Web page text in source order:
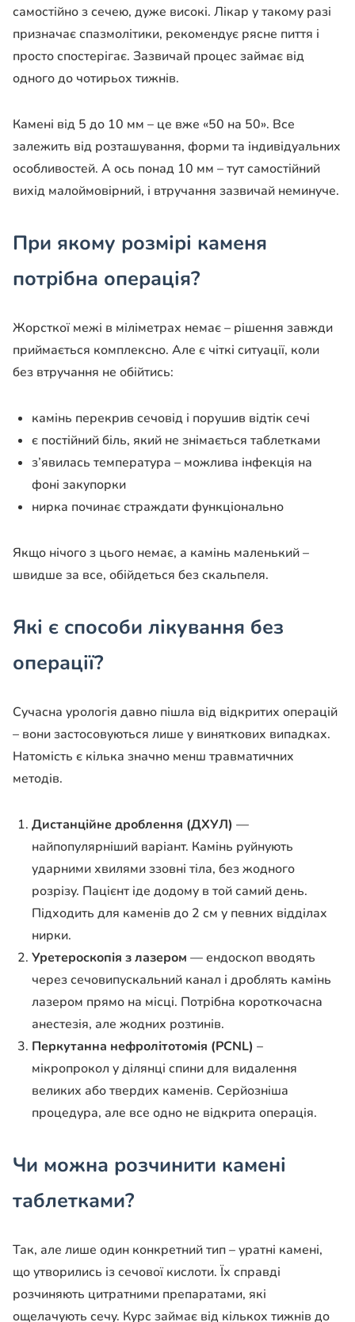
самостійно з сечею, дуже високі. Лікар у такому разі
призначає спазмолітики, рекомендує рясне пиття і
просто спостерігає. Зазвичай процес займає від
одного до чотирьох тижнів.
Камені від 5 до 10 мм – це вже «50 на 50». Все
залежить від розташування, форми та індивідуальних
особливостей. А ось понад 10 мм – тут самостійний
вихід малоймовірний, і втручання зазвичай неминуче.
При якому розмірі каменя
потрібна операція?
Жорсткої межі в міліметрах немає – рішення завжди
приймається комплексно. Але є чіткі ситуації, коли
без втручання не обійтись:
камінь перекрив сечовід і порушив відтік сечі
є постійний біль, який не знімається таблетками
з’явилась температура – можлива інфекція на
фоні закупорки
нирка починає страждати функціонально
Якщо нічого з цього немає, а камінь маленький –
швидше за все, обійдеться без скальпеля.
Які є способи лікування без
операції?
Сучасна урологія давно пішла від відкритих операцій
– вони застосовуються лише у виняткових випадках.
Натомість є кілька значно менш травматичних
методів.
Дистанційне дроблення (ДХУЛ) —
найпопулярніший варіант. Камінь руйнують
ударними хвилями ззовні тіла, без жодного
розрізу. Пацієнт іде додому в той самий день.
Підходить для каменів до 2 см у певних відділах
нирки.
Уретероскопія з лазером — ендоскоп вводять
через сечовипускальний канал і дроблять камінь
лазером прямо на місці. Потрібна короткочасна
анестезія, але жодних розтинів.
Перкутанна нефролітотомія (PCNL) –
мікропрокол у ділянці спини для видалення
великих або твердих каменів. Серйозніша
процедура, але все одно не відкрита операція.
Чи можна розчинити камені
таблетками?
Так, але лише один конкретний тип – уратні камені,
що утворились із сечової кислоти. Їх справді
розчиняють цитратними препаратами, які
ощелачують сечу. Курс займає від кількох тижнів до